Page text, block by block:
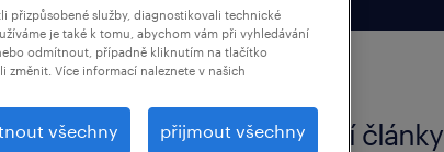
související články
přizpůsobené služby, diagnostikovali technické
je také k tomu, abychom vám při vyhledávání
odmítnout, případně kliknutím na tlačítko
změnit. Více informací naleznete v našich
všechny přijmout všechny